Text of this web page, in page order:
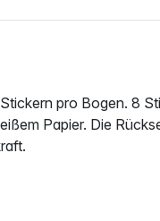
pro Bogen. 8
Papier. Die